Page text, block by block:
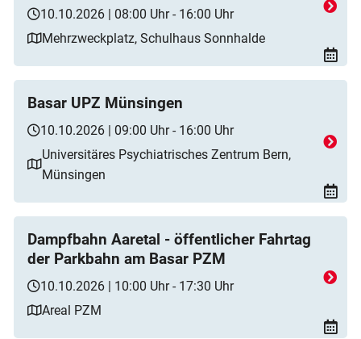
10.10.2026 | 08:00 Uhr - 16:00 Uhr
Mehrzweckplatz, Schulhaus Sonnhalde
Basar UPZ Münsingen
10.10.2026 | 09:00 Uhr - 16:00 Uhr
Universitäres Psychiatrisches Zentrum Bern,
Münsingen
Dampfbahn Aaretal - öffentlicher Fahrtag
der Parkbahn am Basar PZM
10.10.2026 | 10:00 Uhr - 17:30 Uhr
Areal PZM